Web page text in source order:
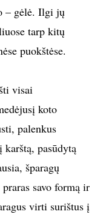
– gėlė. Ilgi jų
tarp kitų
puokštėse.
visai
koto
palenkus
karštą, pasūdytą
šparagų
savo formą ir
virti surištus į